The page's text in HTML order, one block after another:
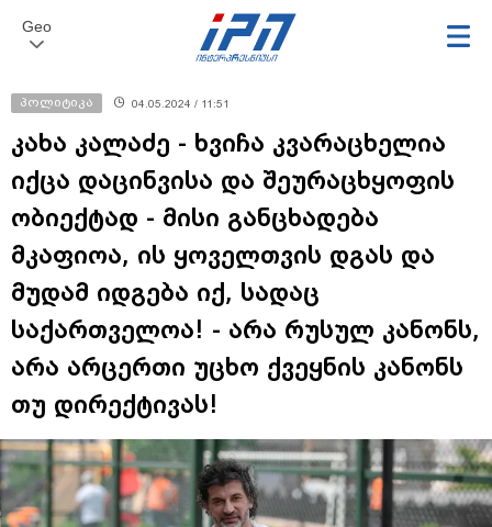
Geo
პოლიტიკა 04.05.2024 / 11:51
კახა კალაძე - ხვიჩა კვარაცხელია
იქცა დაცინვისა და შეურაცხყოფის
ობიექტად - მისი განცხადება
მკაფიოა, ის ყოველთვის დგას და
მუდამ იდგება იქ, სადაც
საქართველოა! - არა რუსულ კანონს,
არა არცერთი უცხო ქვეყნის კანონს
თუ დირექტივას!